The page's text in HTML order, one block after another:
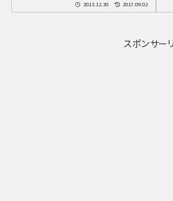
2013.12.30 2017.09.02
スポンサー